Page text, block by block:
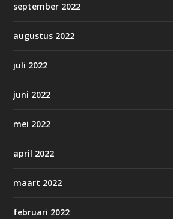
september 2022
augustus 2022
juli 2022
juni 2022
mei 2022
april 2022
maart 2022
februari 2022